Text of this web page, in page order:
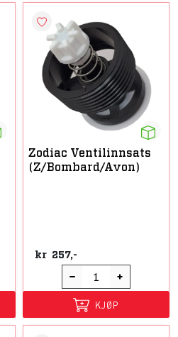
Zodiac Ventilinnsats
(Z/Bombard/Avon)
kr 257,-
KJØP